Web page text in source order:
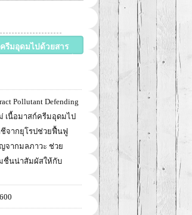
รีมอุดมไปด้วยสาร
มและคืนความชุ่มชื่น
Pollutant Defending
เนื้อมาสก์ครีมอุดมไป
จากยุโรปช่วยฟื้นฟู
จากมลภาวะ ช่วย
ชื่นน่าสัมผัสให้กับ